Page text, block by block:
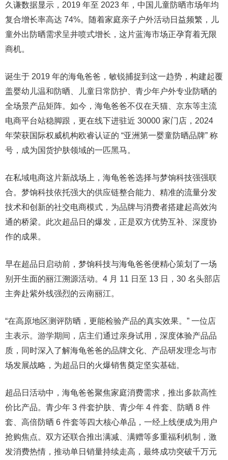
久谦数据显示，2019 年至 2023 年，中国儿童防晒市场年均
复合增长率高达 74%。随着家庭亲子户外活动日益频繁，儿
童外出防晒需求呈井喷式增长，这片蓝海市场正孕育着无限
商机。
诞生于 2019 年的海龟爸爸，敏锐捕捉到这一趋势，构建起覆
盖婴幼儿温和防晒、儿童日常防护、青少年户外专业防晒的
全场景产品矩阵。如今，海龟爸爸不仅在天猫、京东等主流
电商平台站稳脚跟，更在线下进驻近 30000 家门店，2024
年荣获国际权威机构欧睿认证的 “亚洲第一婴童防晒品牌” 称
号，成为国货护肤领域的一匹黑马。
在私域电商这片新战场上，海龟爸爸选择与梦饷科技强强联
合。梦饷科技依托强大的供应链整合能力、精准的流量分发
技术和创新的社交电商模式，为品牌与消费者搭建起高效沟
通的桥梁。此次超品日的爆发，正是双方优势互补、深度协
作的成果。
早在超品日启动前，梦饷科技与海龟爸爸便精心策划了一场
别开生面的丽江溯源活动。4 月 11 日至 13 日，30 名头部店
主奔赴紫外线强烈的云南丽江。
“在高原地区测评防晒，更能检验产品的真实效果。” 一位店
主表示。游学期间，店主们通过亲身试用，深度体验产品品
质，同时深入了解海龟爸爸的品牌文化、产品研发理念与市
场发展战略，为超品日的火爆销售奠定坚实基础。
超品日活动中，海龟爸爸聚焦家庭消费需求，推出多款高性
价比产品。青少年 3 件套护肤、青少年 4 件套、防晒 8 件
套、高倍防晒 6 件套等四大核心单品，一经上线便成为用户
抢购焦点。双方还联合推出满减、满赠等多重福利机制，激
发消费热情，推动单日销量持续走高，最终成功突破千万元